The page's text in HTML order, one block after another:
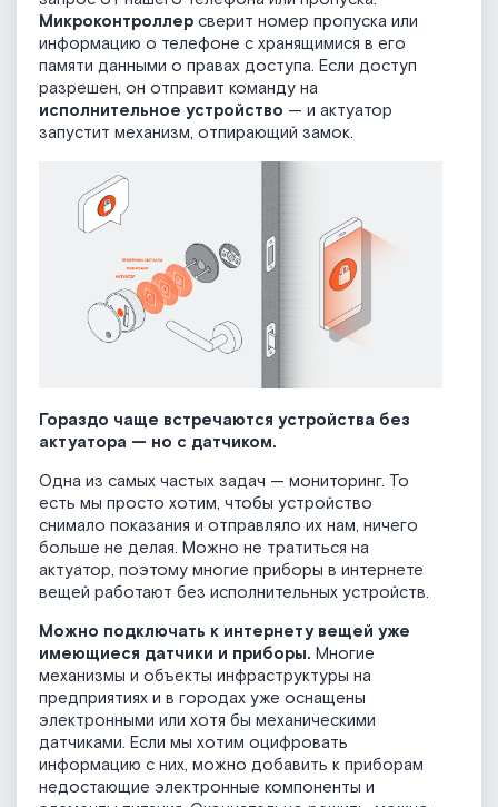
Микроконтроллер сверит номер пропуска или
информацию о телефоне с хранящимися в его
памяти данными о правах доступа. Если доступ
разрешен, он отправит команду на
исполнительное устройство — и актуатор
запустит механизм, отпирающий замок.
Гораздо чаще встречаются устройства без
актуатора — но с датчиком.
Одна из самых частых задач — мониторинг. То
есть мы просто хотим, чтобы устройство
снимало показания и отправляло их нам, ничего
больше не делая. Можно не тратиться на
актуатор, поэтому многие приборы в интернете
вещей работают без исполнительных устройств.
Можно подключать к интернету вещей уже
имеющиеся датчики и приборы. Многие
механизмы и объекты инфраструктуры на
предприятиях и в городах уже оснащены
электронными или хотя бы механическими
датчиками. Если мы хотим оцифровать
информацию с них, можно добавить к приборам
недостающие электронные компоненты и